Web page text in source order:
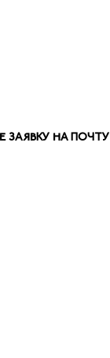
ЗАЯВКУ НА ПОЧТУ